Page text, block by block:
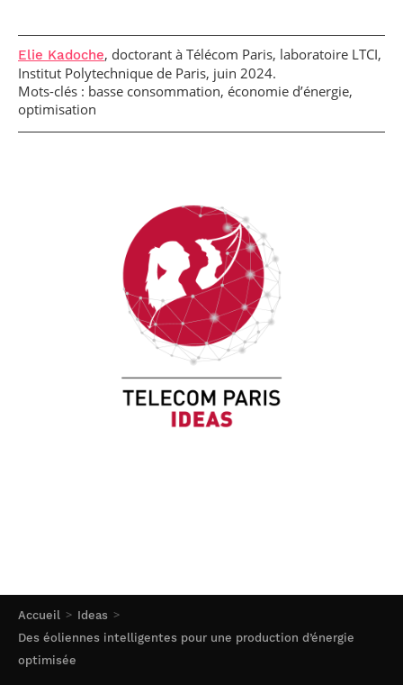
Accueil
Ideas
Des éoliennes intelligentes pour une production d’énergie
optimisée
Elie Kadoche, doctorant à Télécom Paris, laboratoire LTCI,
Institut Polytechnique de Paris, juin 2024.
Mots-clés : basse consommation, économie d’énergie,
optimisation